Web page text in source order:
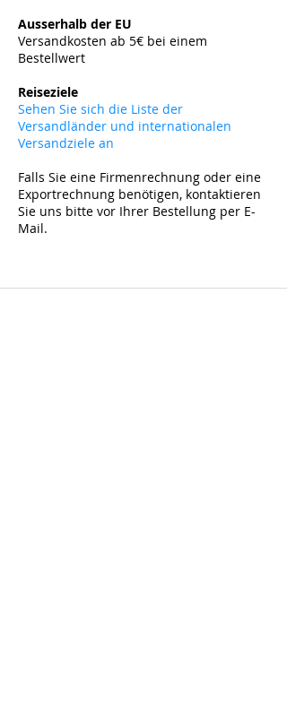
Ausserhalb der EU
Versandkosten ab 5€ bei einem
Bestellwert
Reiseziele
Sehen Sie sich die Liste der
Versandländer und internationalen
Versandziele an
Falls Sie eine Firmenrechnung oder eine
Exportrechnung benötigen, kontaktieren
Sie uns bitte vor Ihrer Bestellung per E-
Mail.